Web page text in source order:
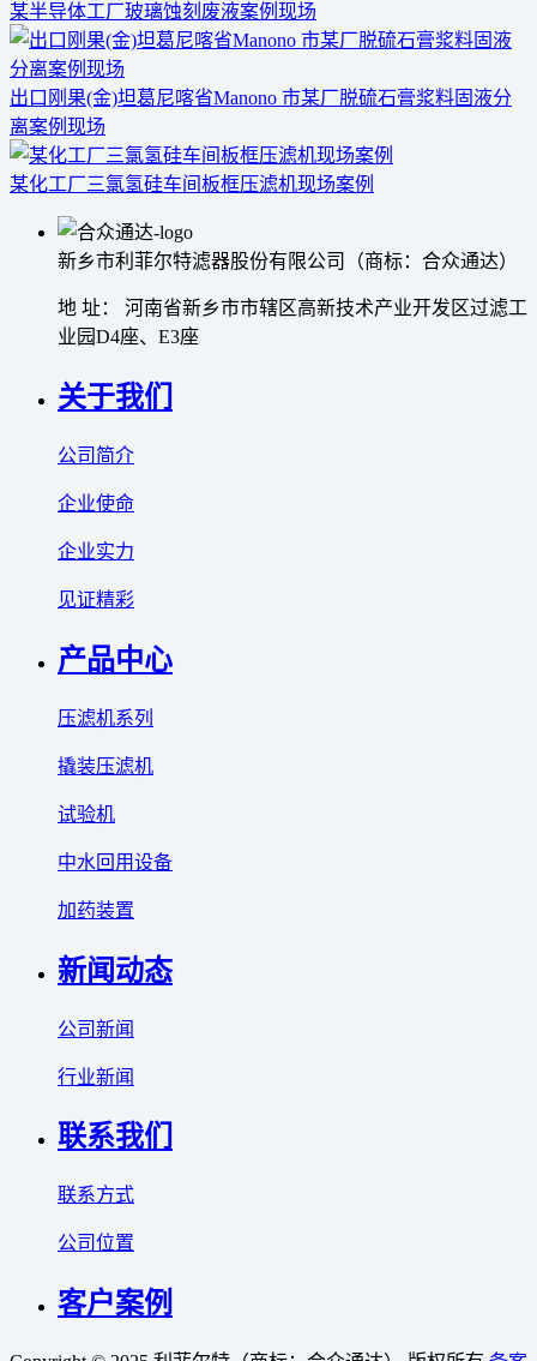
某半导体工厂玻璃蚀刻废液案例现场
出口刚果(金)坦葛尼喀省Manono 市某厂脱硫石膏浆料固液分
离案例现场
某化工厂三氯氢硅车间板框压滤机现场案例
新乡市利菲尔特滤器股份有限公司（商标：合众通达）
地 址： 河南省新乡市市辖区高新技术产业开发区过滤工
业园D4座、E3座
关于我们
公司简介
企业使命
企业实力
见证精彩
产品中心
压滤机系列
撬装压滤机
试验机
中水回用设备
加药装置
新闻动态
公司新闻
行业新闻
联系我们
联系方式
公司位置
客户案例